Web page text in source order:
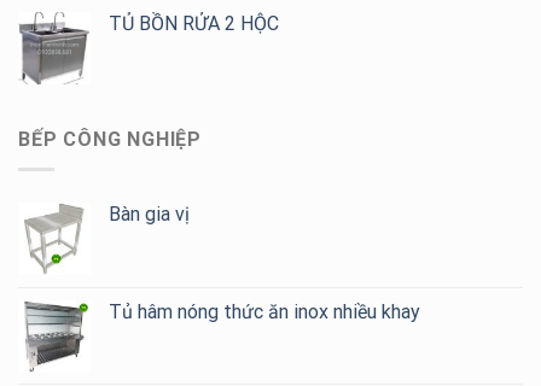
TỦ BỒN RỬA 2 HỘC
BẾP CÔNG NGHIỆP
Bàn gia vị
Tủ hâm nóng thức ăn inox nhiều khay